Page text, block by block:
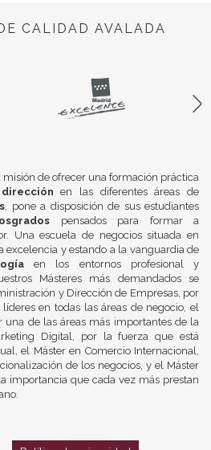
CALIDAD AVALADA
misión de ofrecer una formación práctica
en las diferentes áreas de
, pone a disposición de sus estudiantes
pensados para formar a
Una escuela de negocios situada en
y estando a la vanguardia de
en los entornos profesional y
Másteres más demandados se
y Dirección de Empresas, por
en todas las áreas de negocio, el
una de las áreas más importantes de la
Digital, por la fuerza que está
el Máster en Comercio Internacional,
de los negocios, y el Máster
importancia que cada vez más prestan